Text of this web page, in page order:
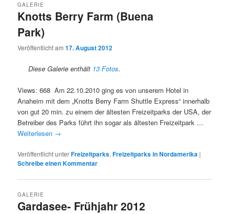
Knotts Berry Farm (Buena
Park)
GALERIE
Veröffentlicht am17. August 2012
Diese Galerie enthält 13 Fotos.
Views: 668 Am 22.10.2010 ging es von unserem Hotel in
Anaheim mit dem „Knotts Berry Farm Shuttle Express“ innerhalb
von gut 20 min. zu einem der ältesten Freizeitparks der USA, der
Betreiber des Parks führt ihn sogar als ältesten Freizeitpark …
Weiterlesen →
Veröffentlicht unterFreizeitparks,Freizeitparks in Nordamerika |
Schreibe einen Kommentar
Gardasee- Frühjahr 2012
GALERIE